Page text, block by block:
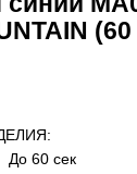
(60
До 60 сек